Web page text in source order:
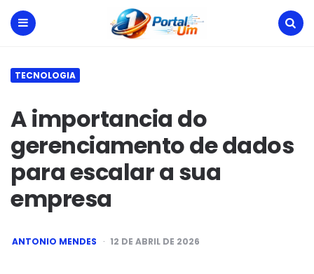
TECNOLOGIA
A importancia do
gerenciamento de dados
para escalar a sua
empresa
POSTED
BY
ANTONIO MENDES 12 DE ABRIL DE 2026